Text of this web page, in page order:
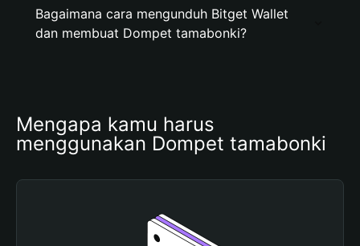
Bagaimana cara mengunduh Bitget Wallet
dan membuat Dompet tamabonki?
Mengapa kamu harus
menggunakan Dompet tamabonki